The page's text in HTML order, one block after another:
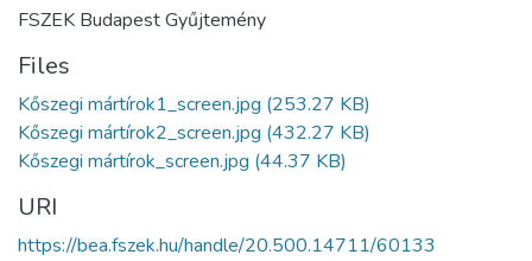
FSZEK Budapest Gyűjtemény
Files
Kőszegi mártírok1_screen.jpg (253.27 KB)
Kőszegi mártírok2_screen.jpg (432.27 KB)
Kőszegi mártírok_screen.jpg (44.37 KB)
URI
https://bea.fszek.hu/handle/20.500.14711/60133